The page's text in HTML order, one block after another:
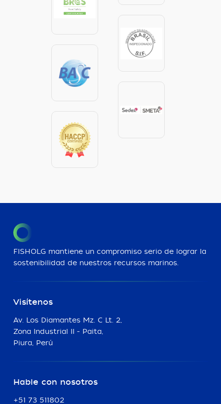
FISHOLG mantiene un compromiso serio de lograr la
sostenibilidad de nuestros recursos marinos.
Visítenos
Av. Los Diamantes Mz. C Lt. 2,
Zona Industrial II - Paita,
Piura, Perú
Hable con nosotros
+51 73 511802